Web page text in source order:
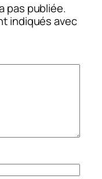
pas publiée.
indiqués avec